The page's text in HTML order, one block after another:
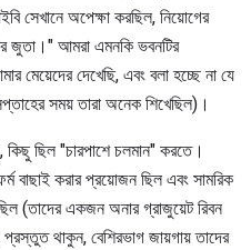
সেখানে অপেক্ষা করছিল, নিয়োগের
জুতা।" আমরা এমনকি ভবনটির
মেয়েদের দেখেছি, এবং বলা হচ্ছে না যে
সময় তারা অনেক শিখেছিল)।
ছিল "চারপাশে চলমান" করতে।
বাছাই করার প্রয়োজন ছিল এবং সামরিক
(তাদের একজন অনার গ্রাজুয়েট রিবন
থাকুন, বেশিরভাগ জায়গায় তাদের